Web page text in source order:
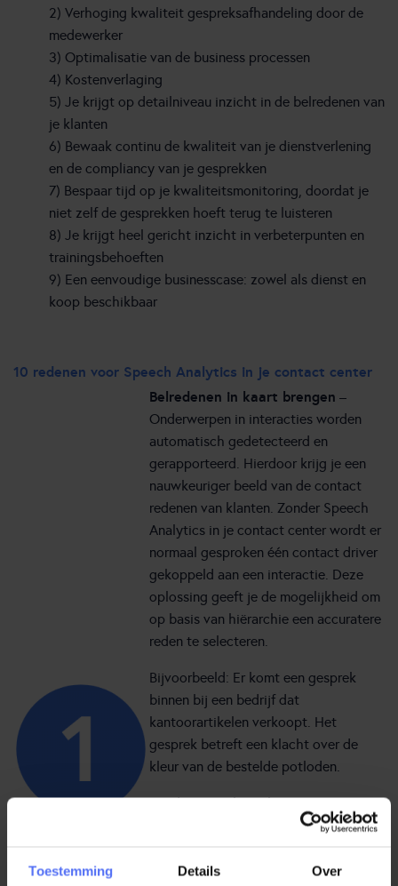
Toestemming Details Over
2) Verhoging kwaliteit gespreksafhandeling door de
medewerker
3) Optimalisatie van de business processen
4) Kostenverlaging
5) Je krijgt op detailniveau inzicht in de belredenen van
je klanten
6) Bewaak continu de kwaliteit van je dienstverlening
en de compliancy van je gesprekken
7) Bespaar tijd op je kwaliteitsmonitoring, doordat je
niet zelf de gesprekken hoeft terug te luisteren
8) Je krijgt heel gericht inzicht in verbeterpunten en
trainingsbehoeften
9) Een eenvoudige businesscase: zowel als dienst en
koop beschikbaar
10 redenen voor Speech Analytics in je contact center
Belredenen in kaart brengen –
Onderwerpen in interacties worden
automatisch gedetecteerd en
gerapporteerd. Hierdoor krijg je een
nauwkeuriger beeld van de contact
redenen van klanten. Zonder Speech
Analytics in je contact center wordt er
normaal gesproken één contact driver
gekoppeld aan een interactie. Deze
oplossing geeft je de mogelijkheid om
op basis van hiërarchie een accuratere
reden te selecteren.
Bijvoorbeeld: Er komt een gesprek
binnen bij een bedrijf dat
kantoorartikelen verkoopt. Het
gesprek betreft een klacht over de
kleur van de bestelde potloden.
Zonder Speech Analytics: De
medewerker geeft aan dat er een
“schrijfwaren”.